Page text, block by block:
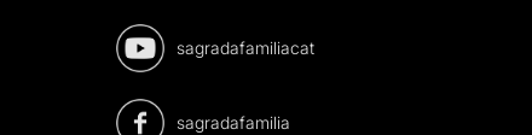
sagradafamiliacat
sagradafamilia